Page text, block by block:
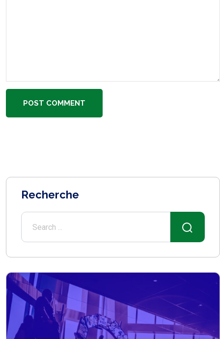
POST COMMENT
Recherche